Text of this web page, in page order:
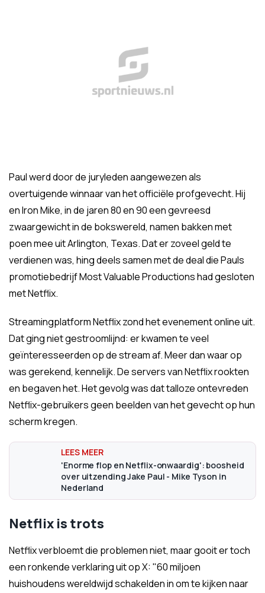
Paul werd door de juryleden aangewezen als
overtuigende winnaar van het officiële profgevecht. Hij
en Iron Mike, in de jaren 80 en 90 een gevreesd
zwaargewicht in de bokswereld, namen bakken met
poen mee uit Arlington, Texas. Dat er zoveel geld te
verdienen was, hing deels samen met de deal die Pauls
promotiebedrijf Most Valuable Productions had gesloten
met Netflix.
Streamingplatform Netflix zond het evenement online uit.
Dat ging niet gestroomlijnd: er kwamen te veel
geïnteresseerden op de stream af. Meer dan waar op
was gerekend, kennelijk. De servers van Netflix rookten
en begaven het. Het gevolg was dat talloze ontevreden
Netflix-gebruikers geen beelden van het gevecht op hun
scherm kregen.
'Enorme flop en Netflix-onwaardig': boosheid
over uitzending Jake Paul - Mike Tyson in
Nederland
Netflix is trots
Netflix verbloemt die problemen niet, maar gooit er toch
een ronkende verklaring uit op X: "60 miljoen
huishoudens wereldwijd schakelden in om te kijken naar